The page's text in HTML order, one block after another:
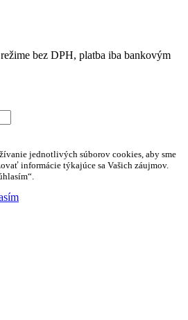
bez DPH, platba iba bankovým
jednotlivých súborov cookies, aby sme
informácie týkajúce sa Vašich záujmov.